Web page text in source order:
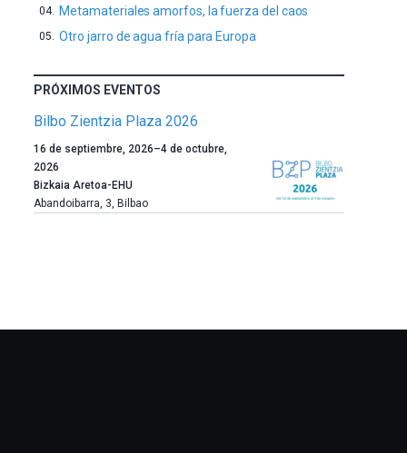
Metamateriales amorfos, la fuerza del caos
Otro jarro de agua fría para Europa
PRÓXIMOS EVENTOS
Bilbo Zientzia Plaza 2026
Un
año
más,
Bilbao
la
16 de septiembre, 2026–4 de octubre,
2026
Bizkaia Aretoa-EHU
Abandoibarra, 3, Bilbao